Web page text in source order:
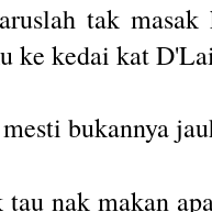
tak
ke kedai kat
bukannya
tau nak makan